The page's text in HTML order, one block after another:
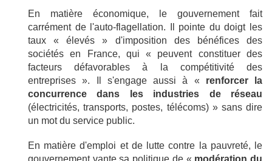
En matière économique, le gouvernement fait
carrément de l'auto-flagellation. Il pointe du doigt les
taux « élevés » d'imposition des bénéfices des
sociétés en France, qui « peuvent constituer des
facteurs défavorables à la compétitivité des
entreprises ». Il s'engage aussi à « renforcer la
concurrence dans les industries de réseau
(électricités, transports, postes, télécoms) » sans dire
un mot du service public.
En matière d'emploi et de lutte contre la pauvreté, le
gouvernement vante sa politique de « modération du